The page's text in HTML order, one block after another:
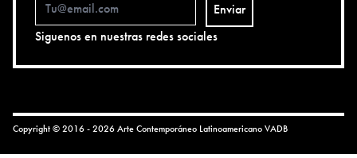
Enviar
Siguenos en nuestras redes sociales
Copyright © 2016 - 2026 Arte Contemporáneo LatinoamericanoVADB